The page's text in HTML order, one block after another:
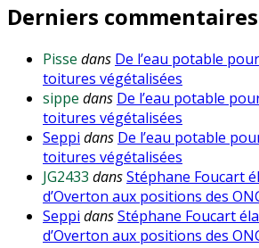
Derniers commentaires
Pisse dans De l’eau potable
toitures végétalisées
sippe dans De l’eau potable
toitures végétalisées
Seppi dans De l’eau potable
toitures végétalisées
JG2433 dansStéphane Foucart
d’Overton aux positions des
Seppi dansStéphane Foucart
d’Overton aux positions des